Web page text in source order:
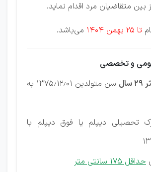
بین متقاضیان مرد اقدام نماید.
تا 25 بهمن 1404 می‌باشد.
و تخصصی
سن متولدین ۱۳۷۵٫۱۲٫۰۱ به
تحصیلی دیپلم یا فوق دیپلم با
حداقل ۱۷۵ سانتی متر